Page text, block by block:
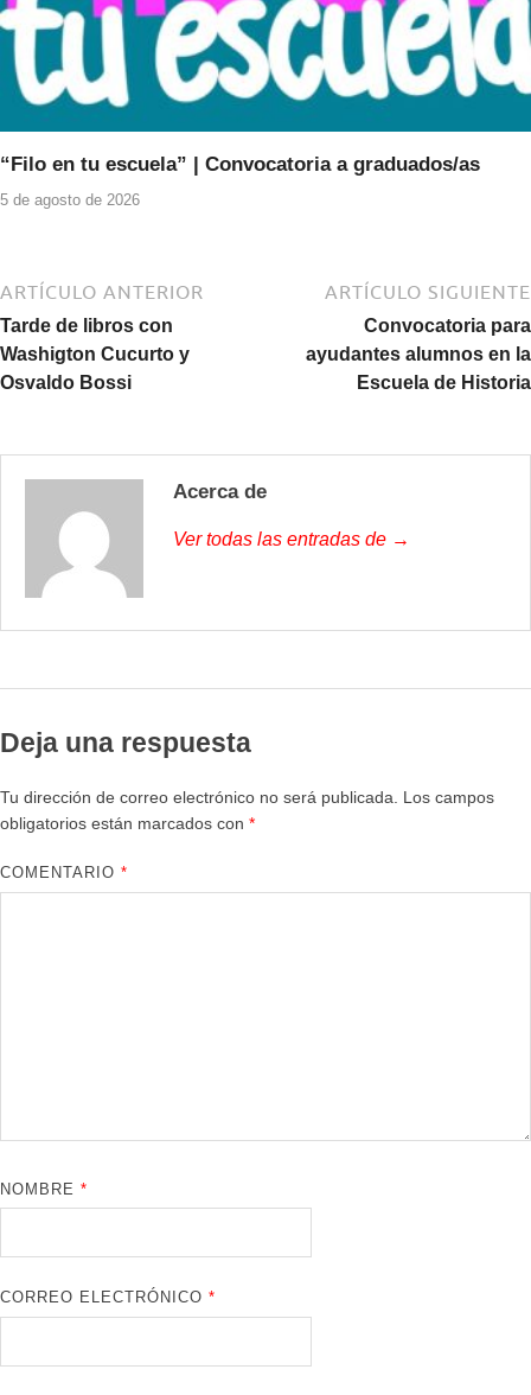
“Filo en tu escuela” | Convocatoria a graduados/as
5 de agosto de 2026
ARTÍCULO ANTERIOR
Tarde de libros con
Washigton Cucurto y
Osvaldo Bossi
ARTÍCULO SIGUIENTE
Convocatoria para
ayudantes alumnos en la
Escuela de Historia
Acerca de
Ver todas las entradas de →
Deja una respuesta
Tu dirección de correo electrónico no será publicada. Los campos
obligatorios están marcados con *
COMENTARIO*
NOMBRE*
CORREO ELECTRÓNICO*